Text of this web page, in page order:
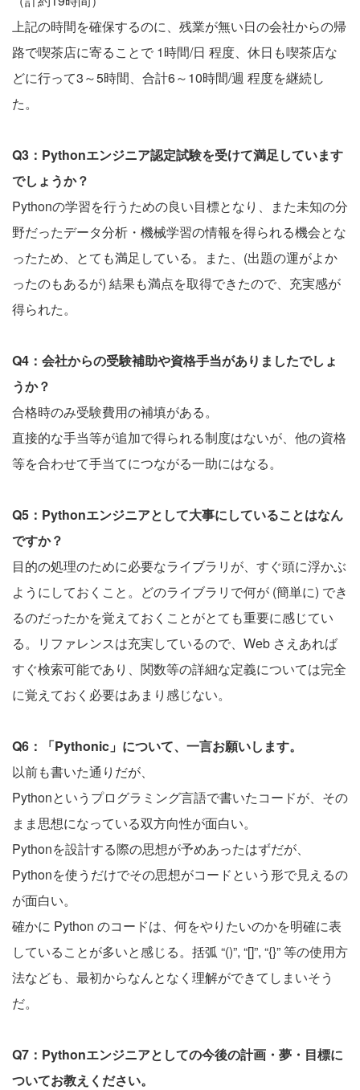
上記の時間を確保するのに、残業が無い日の会社からの帰
路で喫茶店に寄ることで 1時間/日 程度、休日も喫茶店な
どに行って3～5時間、合計6～10時間/週 程度を継続し
た。
Q3：Pythonエンジニア認定試験を受けて満足しています
でしょうか？
Pythonの学習を行うための良い目標となり、また未知の分
野だったデータ分析・機械学習の情報を得られる機会とな
ったため、とても満足している。また、(出題の運がよか
ったのもあるが) 結果も満点を取得できたので、充実感が
得られた。
Q4：会社からの受験補助や資格手当がありましたでしょ
うか？
合格時のみ受験費用の補填がある。
直接的な手当等が追加で得られる制度はないが、他の資格
等を合わせて手当てにつながる一助にはなる。
Q5：Pythonエンジニアとして大事にしていることはなん
ですか？
目的の処理のために必要なライブラリが、すぐ頭に浮かぶ
ようにしておくこと。どのライブラリで何が (簡単に) でき
るのだったかを覚えておくことがとても重要に感じてい
る。リファレンスは充実しているので、Web さえあれば
すぐ検索可能であり、関数等の詳細な定義については完全
に覚えておく必要はあまり感じない。
Q6：「Pythonic」について、一言お願いします。
以前も書いた通りだが、
Pythonというプログラミング言語で書いたコードが、その
まま思想になっている双方向性が面白い。
Pythonを設計する際の思想が予めあったはずだが、
Pythonを使うだけでその思想がコードという形で見えるの
が面白い。
確かに Python のコードは、何をやりたいのかを明確に表
していることが多いと感じる。括弧 “()”, “[]”, “{}” 等の使用方
法なども、最初からなんとなく理解ができてしまいそう
だ。
Q7：Pythonエンジニアとしての今後の計画・夢・目標に
ついてお教えください。